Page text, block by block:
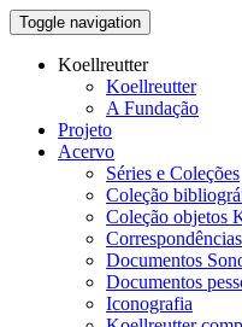
Toggle navigation
Koellreutter
Koellreutter
A Fundação
Projeto
Acervo
Séries e Coleções
Coleção
Coleção objetos
Correspondências
Documentos
Documentos
Iconografia